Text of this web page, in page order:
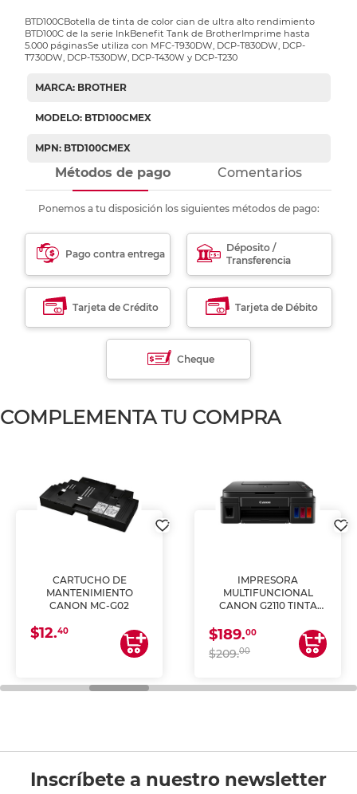
BTD100CBotella de tinta de color cian de ultra alto rendimiento
BTD100C de la serie InkBenefit Tank de BrotherImprime hasta
5.000 páginasSe utiliza con MFC-T930DW, DCP-T830DW, DCP-
T730DW, DCP-T530DW, DCP-T430W y DCP-T230
MARCA: BROTHER
MODELO: BTD100CMEX
MPN: BTD100CMEX
Métodos de pago Comentarios
Ponemos a tu disposición los siguientes métodos de pago:
Pago contra entrega
Déposito /
Transferencia
Tarjeta de Crédito Tarjeta de Débito
Cheque
COMPLEMENTA TU COMPRA
CARTUCHO DE
MANTENIMIENTO
CANON MC-G02
$12.40
IMPRESORA
MULTIFUNCIONAL
CANON G2110 TINTA
$189.00
$209.00
Inscríbete a nuestro newsletter